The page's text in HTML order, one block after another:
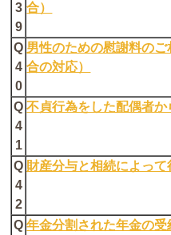
3
9
合）
Q
4
0
男性のための慰謝料の
合の対応）
Q
4
1
不貞行為をした配偶者
Q
4
2
財産分与と相続によって
Q 年金分割された年金の受